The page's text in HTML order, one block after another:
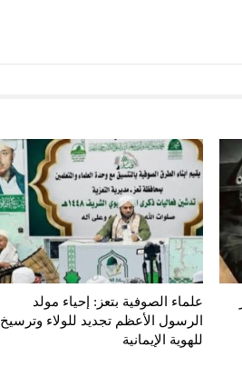
​علماء الصوفية بتعز: إحياء مولد
الرسول الأعظم تجديد للولاء وترسيخ
للهوية الإيمانية